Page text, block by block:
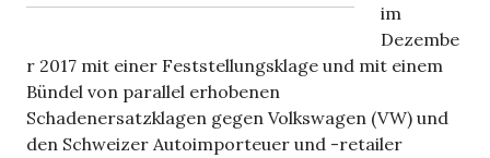
im
Dezembe
r 2017 mit einer Feststellungsklage und mit einem
Bündel von parallel erhobenen
Schadenersatzklagen gegen Volkswagen (VW) und
den Schweizer Autoimporteuer und -retailer